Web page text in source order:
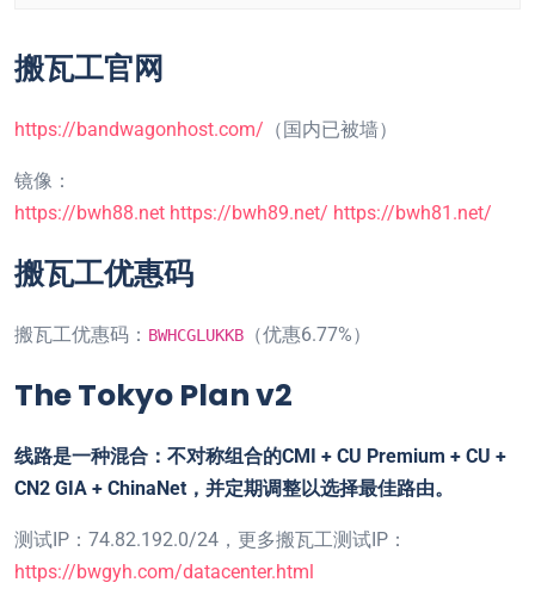
搬瓦工官网
https://bandwagonhost.com/ （国内已被墙）
镜像：
https://bwh88.net https://bwh89.net/ https://bwh81.net/
搬瓦工优惠码
搬瓦工优惠码： BWHCGLUKKB （优惠6.77%）
The Tokyo Plan v2
线路是一种混合：不对称组合的CMI + CU Premium + CU +
CN2 GIA + ChinaNet，并定期调整以选择最佳路由。
测试IP：74.82.192.0/24，更多搬瓦工测试IP：
https://bwgyh.com/datacenter.html